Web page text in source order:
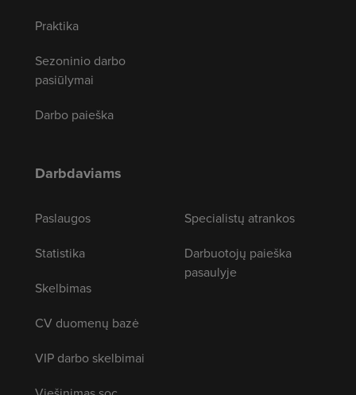
Praktika
Sezoninio darbo
pasiūlymai
Darbo paieška
Darbdaviams
Paslaugos
Statistika
Skelbimas
CV duomenų bazė
VIP darbo skelbimai
Specialistų atrankos
Darbuotojų paieška
pasaulyje